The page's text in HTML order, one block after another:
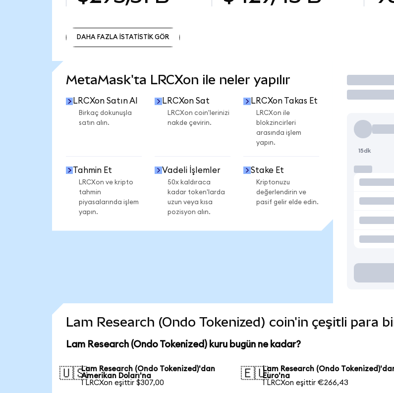
DAHA FAZLA İSTATİSTİK GÖR
MetaMask'ta LRCXon ile neler yapılır
LRCXon Satın Al
Birkaç dokunuşla
satın alın.
LRCXon Sat
LRCXon coin'lerinizi
nakde çevirin.
LRCXon Takas Et
LRCXon ile
blokzincirleri
arasında işlem
yapın.
Tahmin Et
LRCXon ve kripto
tahmin
piyasalarında işlem
yapın.
Vadeli İşlemler
50x kaldıraca
kadar token'larda
uzun veya kısa
pozisyon alın.
Stake Et
Kriptonuzu
değerlendirin ve
pasif gelir elde edin.
İşlem
15dk
Lam Research (Ondo Tokenized) coin'in çeşitli para
Lam Research (Ondo Tokenized) kuru bugün ne kadar?
🇺🇸Lam Research (Ondo Tokenized)'dan
Amerikan Doları'na
1 LRCXon eşittir $307,00
🇪🇺Lam Research (Ondo
Euro'na
1 LRCXon eşittir €266,43